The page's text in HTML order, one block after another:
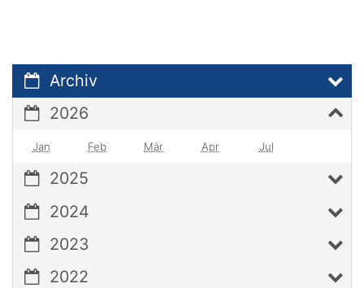
Archiv
2026
Jan Feb Mär Apr Jul
2025
2024
2023
2022